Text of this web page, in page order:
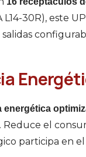
L14-30R), este
salidas
energética
el
participa en